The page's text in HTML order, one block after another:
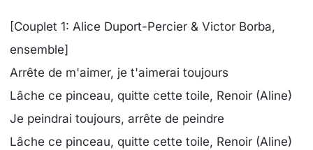
[Couplet 1: Alice Duport-Percier & Victor Borba,
ensemble]
Arrête de m'aimer, je t'aimerai toujours
Lâche ce pinceau, quitte cette toile, Renoir (Aline)
Je peindrai toujours, arrête de peindre
Lâche ce pinceau, quitte cette toile, Renoir (Aline)